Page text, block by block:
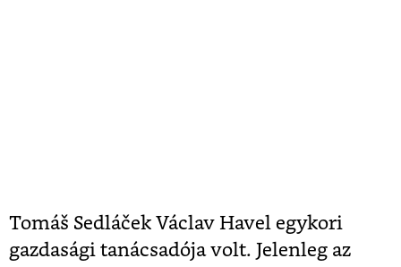
Tomáš Sedláček Václav Havel egykori
gazdasági tanácsadója volt. Jelenleg az